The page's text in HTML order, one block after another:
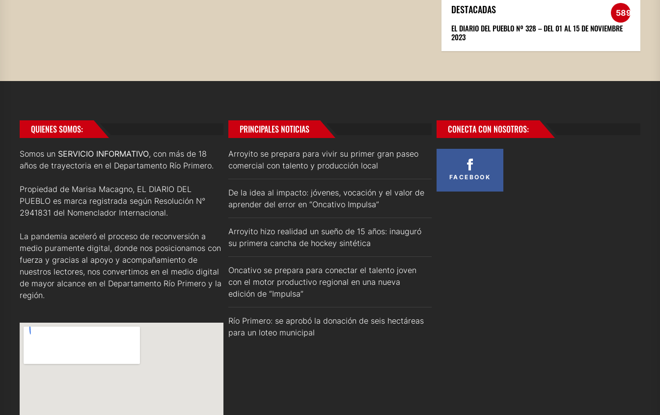
DESTACADAS 589
EL DIARIO DEL PUEBLO Nº 328 – DEL 01 AL 15 DE NOVIEMBRE
2023
QUIENES SOMOS:
Somos un SERVICIO INFORMATIVO, con más de 18
años de trayectoria en el Departamento Río Primero.
Propiedad de Marisa Macagno, EL DIARIO DEL
PUEBLO es marca registrada según Resolución N°
2941831 del Nomenclador Internacional.
La pandemia aceleró el proceso de reconversión a
medio puramente digital, donde nos posicionamos con
fuerza y gracias al apoyo y acompañamiento de
nuestros lectores, nos convertimos en el medio digital
de mayor alcance en el Departamento Río Primero y la
región.
PRINCIPALES NOTICIAS
Arroyito se prepara para vivir su primer gran paseo
comercial con talento y producción local
De la idea al impacto: jóvenes, vocación y el valor de
aprender del error en “Oncativo Impulsa”
Arroyito hizo realidad un sueño de 15 años: inauguró
su primera cancha de hockey sintética
Oncativo se prepara para conectar el talento joven
con el motor productivo regional en una nueva
edición de “Impulsa”
Río Primero: se aprobó la donación de seis hectáreas
para un loteo municipal
CONECTA CON NOSOTROS:
FACEBOOK